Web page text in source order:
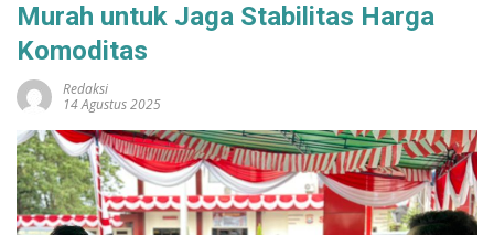
Murah untuk Jaga Stabilitas Harga
Komoditas
Redaksi
14 Agustus 2025